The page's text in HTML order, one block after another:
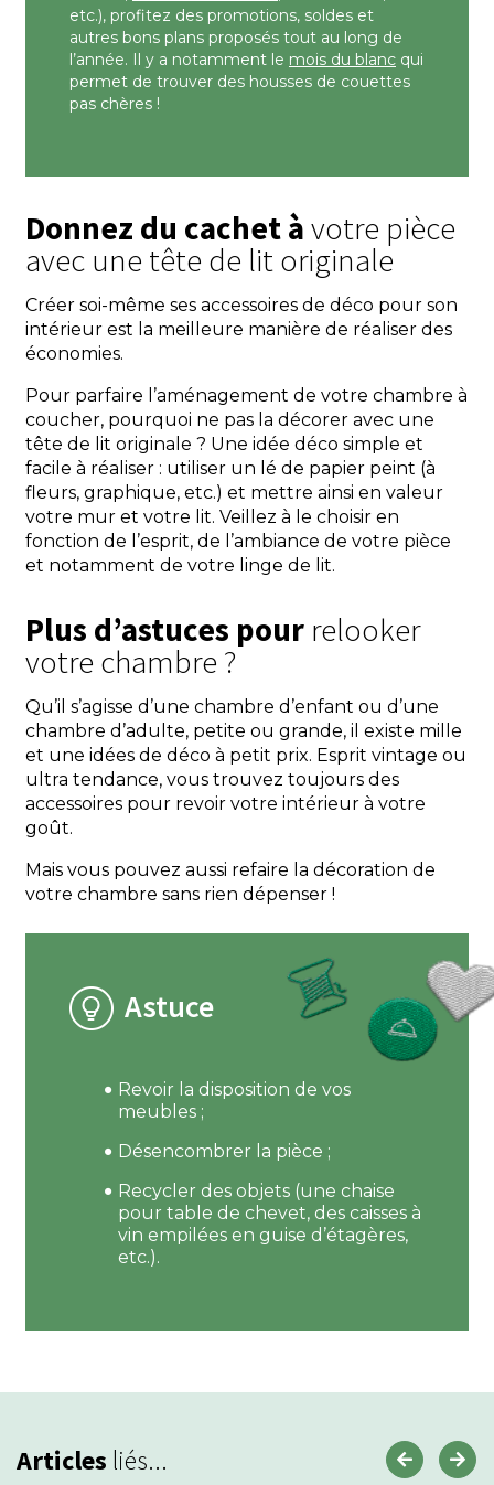
etc.), profitez des promotions, soldes et
autres bons plans proposés tout au long de
l’année. Il y a notamment le mois du blanc qui
permet de trouver des housses de couettes
pas chères !
Donnez du cachet àvotre pièce
avec une tête de lit originale
Créer soi-même ses accessoires de déco pour son
intérieur est la meilleure manière de réaliser des
économies.
Pour parfaire l’aménagement de votre chambre à
coucher, pourquoi ne pas la décorer avec une
tête de lit originale ? Une idée déco simple et
facile à réaliser : utiliser un lé de papier peint (à
fleurs, graphique, etc.) et mettre ainsi en valeur
votre mur et votre lit. Veillez à le choisir en
fonction de l’esprit, de l’ambiance de votre pièce
et notamment de votre linge de lit.
Plus d’astuces pour relooker
votre chambre ?
Qu’il s’agisse d’une chambre d’enfant ou d’une
chambre d’adulte, petite ou grande, il existe mille
et une idées de déco à petit prix. Esprit vintage ou
ultra tendance, vous trouvez toujours des
accessoires pour revoir votre intérieur à votre
goût.
Mais vous pouvez aussi refaire la décoration de
votre chambre sans rien dépenser !
Astuce
Revoir la disposition de vos
meubles ;
Désencombrer la pièce ;
Recycler des objets (une chaise
pour table de chevet, des caisses à
vin empilées en guise d’étagères,
etc.).
Articles liés...